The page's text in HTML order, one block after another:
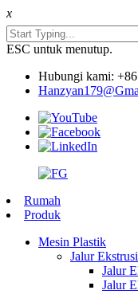
x
ESC untuk menutup.
Hubungi kami:
Rumah
Produk
Mesin Plastik
Jalur
Jalur
Jalur